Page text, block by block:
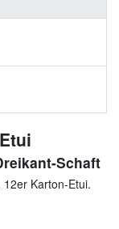
Schaft
Karton-Etui.